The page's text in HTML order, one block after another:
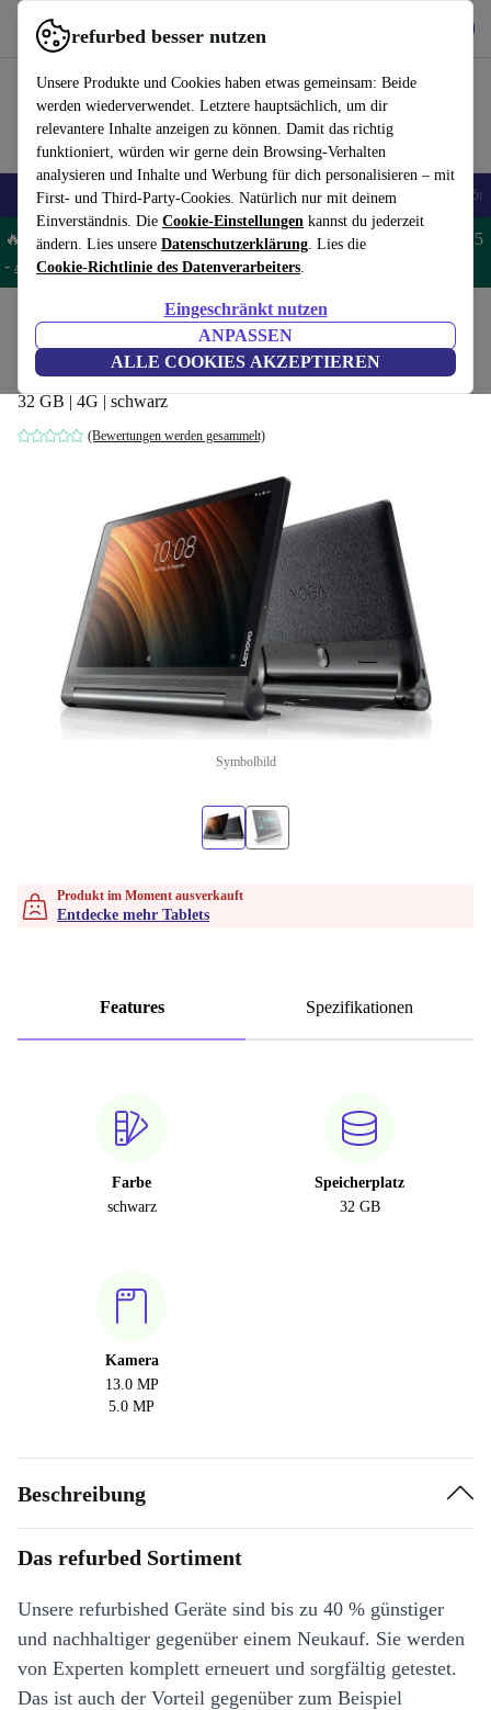
refurbed besser nutzen
Unsere Produkte und Cookies haben etwas gemeinsam: Beide
werden wiederverwendet. Letztere hauptsächlich, um dir
relevantere Inhalte anzeigen zu können. Damit das richtig
funktioniert, würden wir gerne dein Browsing-Verhalten
analysieren und Inhalte und Werbung für dich personalisieren – mit
First- und Third-Party-Cookies. Natürlich nur mit deinem
Einverständnis. Die Cookie-Einstellungen kannst du jederzeit
ändern. Lies unsere Datenschutzerklärung. Lies die
Cookie-Richtlinie des Datenverarbeiters.
Eingeschränkt nutzen
ANPASSEN
ALLE COOKIES AKZEPTIEREN
refurbed schnell und einfach nutzen
🎒 Back to school Handys Laptops Tablets Smartwatches Zubehör
🔥 Spare 5% EXTRA auf MacBooks und iPads – Code: MACPAD5
- AGB
Tablets
Lenovo Yoga Tab 3 Plus 10
32 GB | 4G | schwarz
(Bewertungen werden gesammelt)
Symbolbild
Produkt im Moment ausverkauft
Entdecke mehr Tablets
Features Spezifikationen
Farbe
schwarz
Speicherplatz
32 GB
Kamera
13.0 MP
5.0 MP
Beschreibung
Das refurbed Sortiment
Unsere refurbished Geräte sind bis zu 40 % günstiger
und nachhaltiger gegenüber einem Neukauf. Sie werden
von Experten komplett erneuert und sorgfältig getestet.
Das ist auch der Vorteil gegenüber zum Beispiel